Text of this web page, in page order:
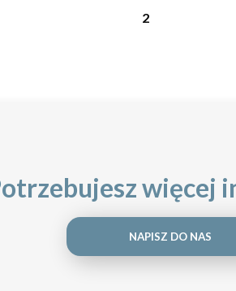
2
więcej
NAPISZ DO NAS